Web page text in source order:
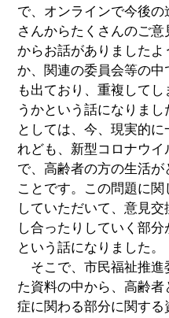
で、オンラインで今後
さんからたくさんのご
からお話がありました
か、関連の委員会等の
も出ており、重複して
うかという話になりま
としては、今、現実的
れども、新型コロナウ
で、高齢者の方の生活
ことです。この問題に
していただいて、意見
し合ったりしていく部
という話になりました。
そこで、市民福祉推進
た資料の中から、高齢
症に関わる部分に関する